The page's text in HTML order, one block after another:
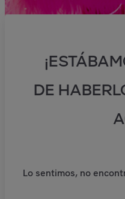
DE
Lo sentimos, no